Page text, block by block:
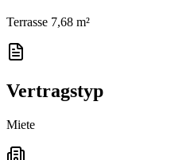
Terrasse 7,68 m²
Vertragstyp
Miete